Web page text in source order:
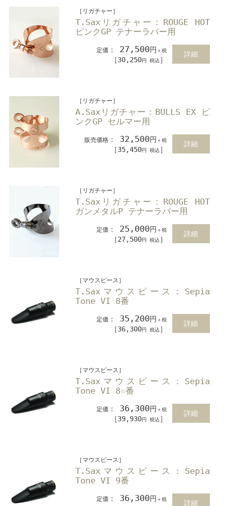
［リガチャー］
T.Saxリガチャー：ROUGE HOT
ピンクGP テナーラバー用
定価 ： 27,500円 ＋税
［30,250円 税込 ］
詳細
［リガチャー］
A.Saxリガチャー：BULLS EX ピ
ンクGP セルマー用
販売価格 ： 32,500円 ＋税
［35,450円 税込 ］
詳細
［リガチャー］
T.Saxリガチャー：ROUGE HOT
ガンメタルP テナーラバー用
定価 ： 25,000円 ＋税
［27,500円 税込 ］
詳細
［マウスピース］
T.Saxマウスピース：Sepia
Tone VI 8番
定価 ： 35,200円 ＋税
［36,300円 税込 ］
詳細
［マウスピース］
T.Saxマウスピース：Sepia
Tone VI 8☆番
定価 ： 36,300円 ＋税
［39,930円 税込 ］
詳細
［マウスピース］
T.Saxマウスピース：Sepia
Tone VI 9番
定価 ： 36,300円 ＋税 詳細